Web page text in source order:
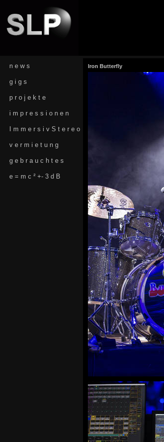
n e w s
g i g s
p r o j e k t e
i m p r e s s i o n e n
I m m e r s i v S t e r e o
v e r m i e t u n g
g e b r a u c h t e s
e = m c ² +- 3 d B
Iron Butterfly